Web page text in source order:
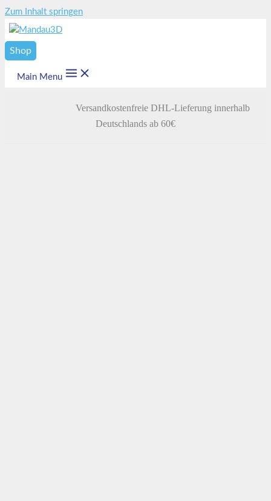
Zum Inhalt springen
Shop
Main Menu
Versandkostenfreie DHL-Lieferung innerhalb
Deutschlands ab 60€